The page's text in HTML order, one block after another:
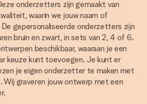
onderzetters zijn gemaakt van
waarin we jouw naam of
gepersonaliseerde onderzetters zijn
bruin en zwart, in sets van 2, 4 of 6.
beschikbaar, waaraan je een
keuze kunt toevoegen. Je kunt er
je eigen onderzetter te maken met
Wij graveren jouw ontwerp met een